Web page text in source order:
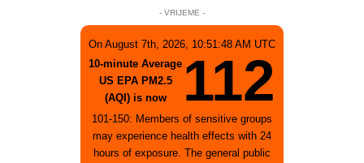
- VRIJEME -
On August 7th, 2026, 10:51:48 AM UTC
10-minute Average
US EPA PM2.5
(AQI) is now
112
101-150: Members of sensitive groups
may experience health effects with 24
hours of exposure. The general public